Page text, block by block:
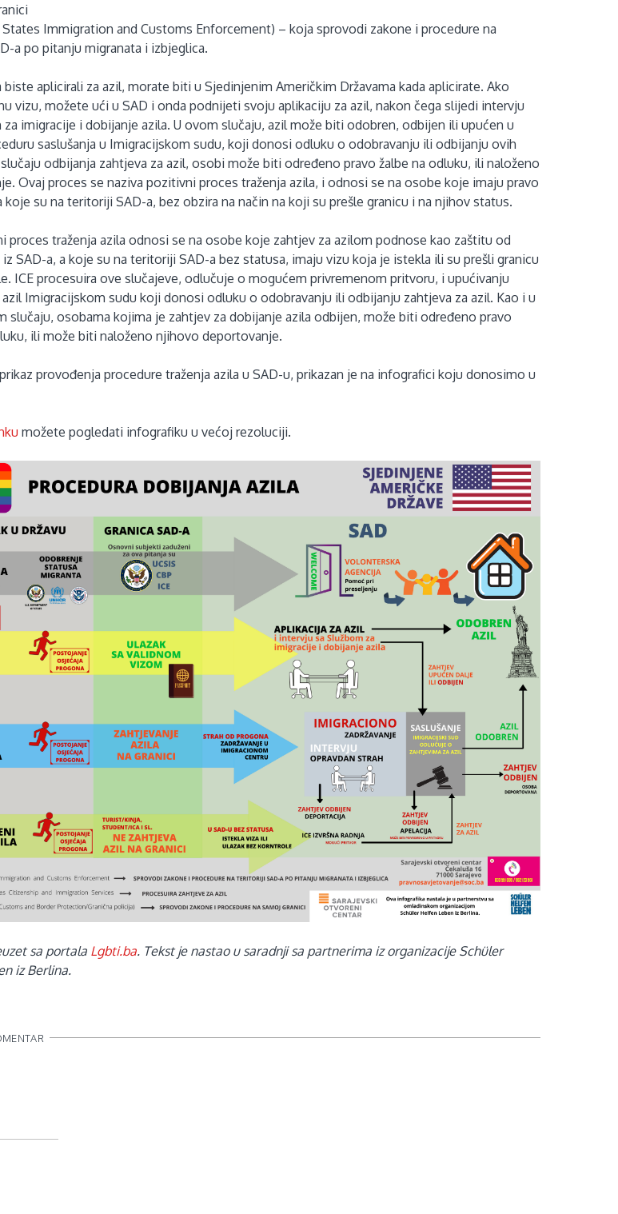
States Immigration and Customs Enforcement) – koja sprovodi zakone i procedure na
a po pitanju migranata i izbjeglica.
biste aplicirali za azil, morate biti u Sjedinjenim Američkim Državama kada aplicirate. Ako
vizu, možete ući u SAD i onda podnijeti svoju aplikaciju za azil, nakon čega slijedi intervju
za imigracije i dobijanje azila. U ovom slučaju, azil može biti odobren, odbijen ili upućen u
saslušanja u Imigracijskom sudu, koji donosi odluku o odobravanju ili odbijanju ovih
odbijanja zahtjeva za azil, osobi može biti određeno pravo žalbe na odluku, ili naloženo
Ovaj proces se naziva pozitivni proces traženja azila, i odnosi se na osobe koje imaju pravo
koje su na teritoriji SAD-a, bez obzira na način na koji su prešle granicu i na njihov status.
proces traženja azila odnosi se na osobe koje zahtjev za azilom podnose kao zaštitu od
SAD-a, a koje su na teritoriji SAD-a bez statusa, imaju vizu koja je istekla ili su prešli granicu
ICE procesuira ove slučajeve, odlučuje o mogućem privremenom pritvoru, i upućivanju
azil Imigracijskom sudu koji donosi odluku o odobravanju ili odbijanju zahtjeva za azil. Kao i u
slučaju, osobama kojima je zahtjev za dobijanje azila odbijen, može biti određeno pravo
ili može biti naloženo njihovo deportovanje.
provođenja procedure traženja azila u SAD-u, prikazan je na infografici koju donosimo u
možete pogledati infografiku u većoj rezoluciji.
sa portala Lgbti.ba. Tekst je nastao u saradnji sa partnerima iz organizacije Schüler
iz Berlina.